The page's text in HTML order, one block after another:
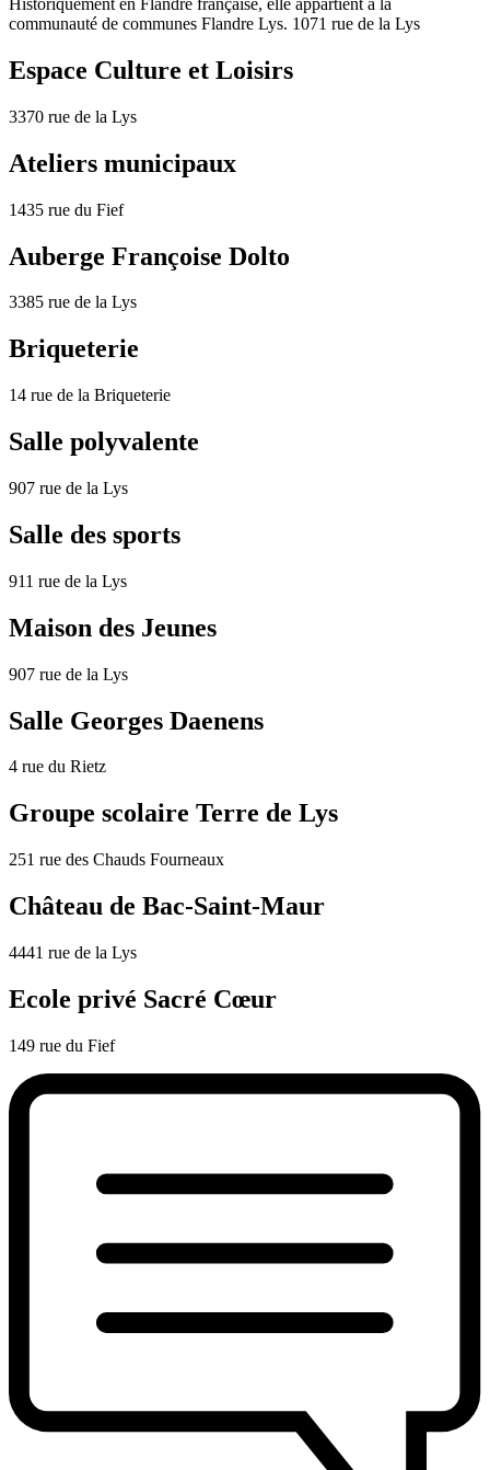
Historiquement en Flandre française, elle appartient à la
communauté de communes Flandre Lys. 1071 rue de la Lys
Espace Culture et Loisirs
3370 rue de la Lys
Ateliers municipaux
1435 rue du Fief
Auberge Françoise Dolto
3385 rue de la Lys
Briqueterie
14 rue de la Briqueterie
Salle polyvalente
907 rue de la Lys
Salle des sports
911 rue de la Lys
Maison des Jeunes
907 rue de la Lys
Salle Georges Daenens
4 rue du Rietz
Groupe scolaire Terre de Lys
251 rue des Chauds Fourneaux
Château de Bac-Saint-Maur
4441 rue de la Lys
Ecole privé Sacré Cœur
149 rue du Fief